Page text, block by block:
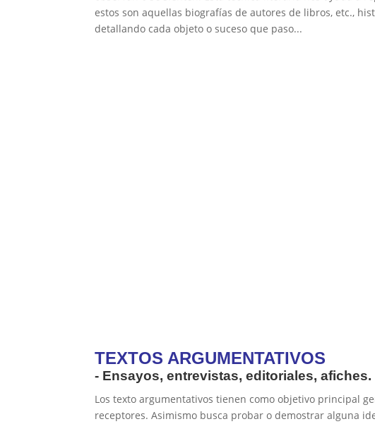
estos son aquellas biografías de autores de libros, etc.,
detallando cada objeto o suceso que paso...
TEXTOS ARGUMENTATIVOS
- Ensayos, entrevistas, editoriales, afiches.
Los texto argumentativos tienen como objetivo principal
receptores. Asimismo busca probar o demostrar alguna